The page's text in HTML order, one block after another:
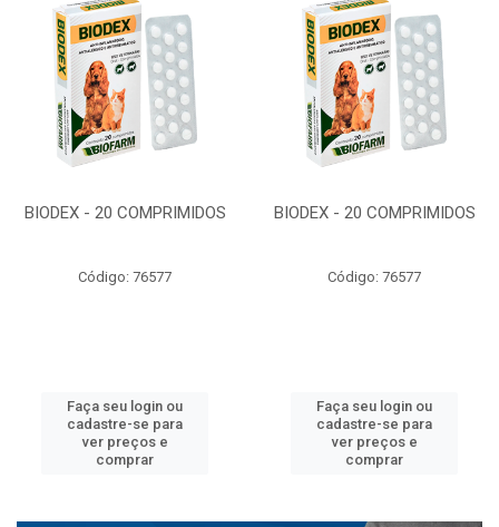
BIODEX - 20 COMPRIMIDOS
Código: 76577
Faça seu login ou
cadastre-se para
ver preços e
comprar
BIODEX - 20 COMPRIMIDOS
Código: 76577
Faça seu login ou
cadastre-se para
ver preços e
comprar